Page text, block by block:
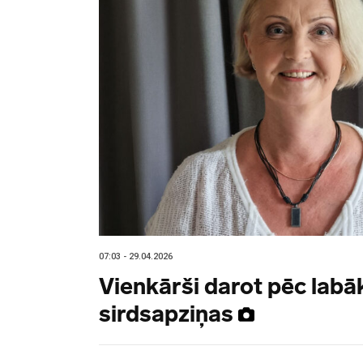
07:03 - 29.04.2026
Vienkārši darot pēc
sirdsapziņas